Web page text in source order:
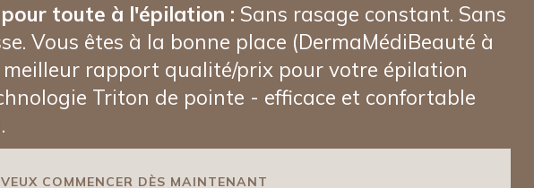
toute à l'épilation : Sans rasage constant. Sans
Vous êtes à la bonne place (DermaMédiBeauté à
meilleur rapport qualité/prix pour votre épilation
Triton de pointe - efficace et confortable
VEUX COMMENCER DÈS MAINTENANT